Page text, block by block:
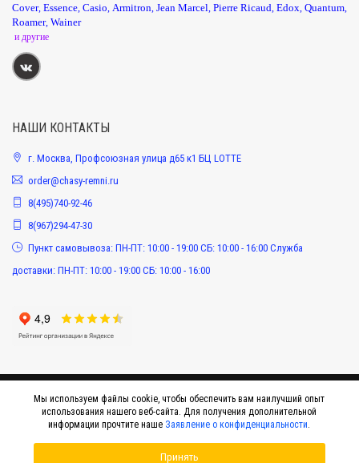
Cover, Essence Casio Armitron Jean Marcel Pierre Ricaud Edox Quantum
Roamer, Wainer
и другие
НАШИ КОНТАКТЫ
г. Москва, Профсоюзная улица д65 к1 БЦ LOTTE
order@chasy-remni.ru
8(495)740-92-46
8(967)294-47-30
Пункт самовывоза: ПН-ПТ: 10:00 - 19:00 СБ: 10:00 - 16:00 Служба
доставки: ПН-ПТ: 10:00 - 19:00 СБ: 10:00 - 16:00
© 2015-2026 Интернет-магазин оригинальных аксессуаров к наручным часам
Мы используем файлы cookie, чтобы обеспечить вам наилучший опыт
использования нашего веб-сайта. Для получения дополнительной
информации прочтите наше Заявление о конфиденциальности.
Принять